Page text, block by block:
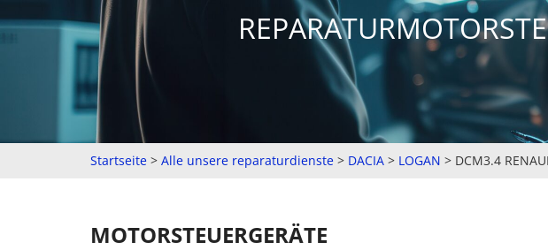
Startseite > Alle unsere reparaturdienste > DACIA > LOGAN > DCM3.4
MOTORSTEUERGERÄTE